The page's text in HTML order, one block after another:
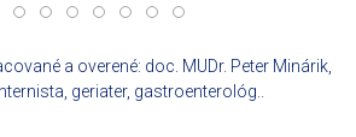
a overené: doc. MUDr. Peter Minárik,
geriater, gastroenterológ..